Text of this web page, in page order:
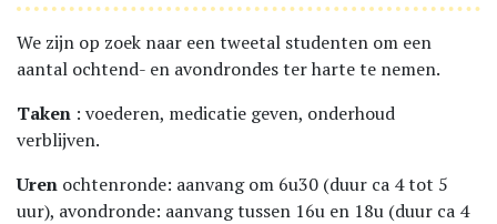
We zijn op zoek naar een tweetal studenten om een
aantal ochtend- en avondrondes ter harte te nemen.
Taken : voederen, medicatie geven, onderhoud
verblijven.
Uren ochtenronde: aanvang om 6u30 (duur ca 4 tot 5
uur), avondronde: aanvang tussen 16u en 18u (duur ca 4